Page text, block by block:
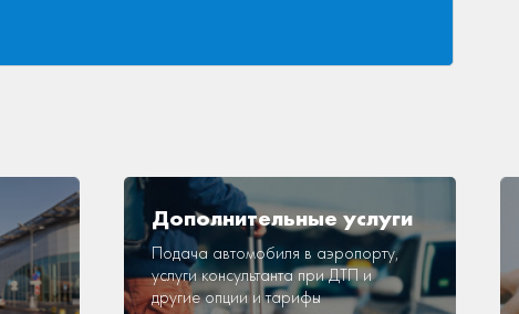
Дополнительные услуги
Подача автомобиля в аэропорту,
услуги консультанта при ДТП и
другие опции и тарифы